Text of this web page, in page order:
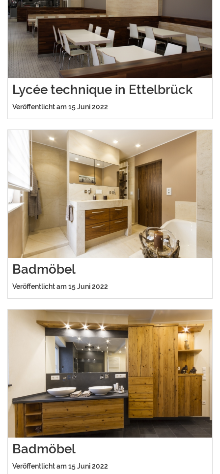
Lycée technique in Ettelbrück
Veröffentlicht am 15 Juni 2022
Badmöbel
Veröffentlicht am 15 Juni 2022
Badmöbel
Veröffentlicht am 15 Juni 2022